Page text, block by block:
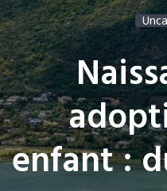
Notre blog
Nous contacter
enfant :